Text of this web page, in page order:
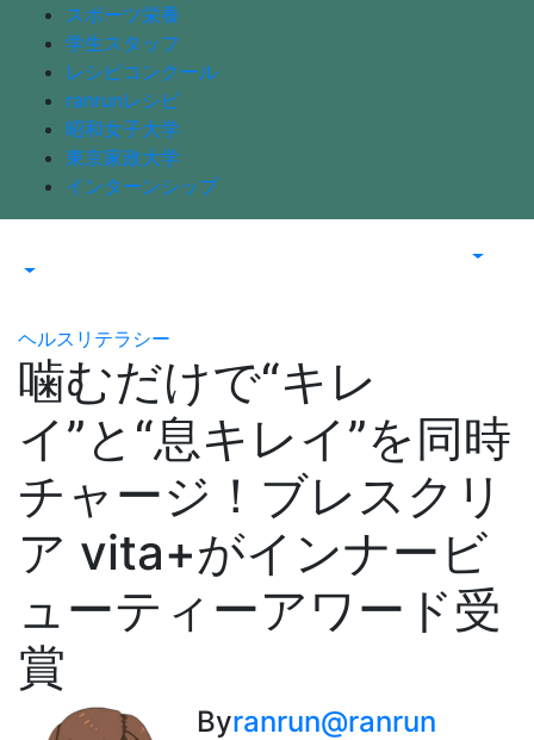
スポーツ栄養
学生スタッフ
レシピコンクール
ranrunレシピ
昭和女子大学
東京家政大学
インターンシップ
ヘルスリテラシー
噛むだけで“キレ
イ”と“息キレイ”を同時
チャージ！ブレスクリ
ア vita+がインナービ
ューティーアワード受
賞
Byranrun@ranrun